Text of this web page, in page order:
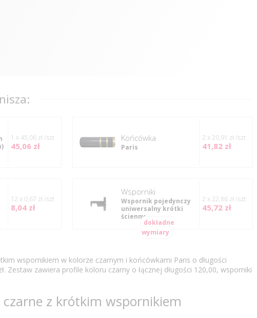
1 x 45,06 zł /szt
45,06 zł
Końcówka
Paris
2 x 20,91 zł /szt
41,82 zł
12 x 0,67 zł /szt
8,04 zł
Wsporniki
Wspornik pojedynczy
uniwersalny krótki
ścienny
2 x 22,86 zł /szt
45,72 zł
dokładne
wymiary
wspornikiem w kolorze czarnym i końcówkami Paris o długości
Zestaw zawiera profile koloru czarny o łącznej długości 120,00, wsporniki
czarne z krótkim wspornikiem